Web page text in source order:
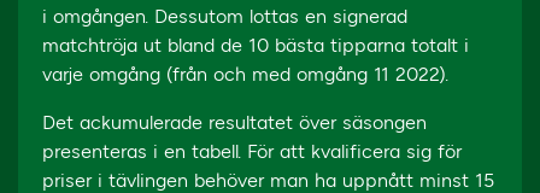
i omgången. Dessutom lottas en signerad
matchtröja ut bland de 10 bästa tipparna totalt i
varje omgång (från och med omgång 11 2022).
Det ackumulerade resultatet över säsongen
presenteras i en tabell. För att kvalificera sig för
priser i tävlingen behöver man ha uppnått minst 15